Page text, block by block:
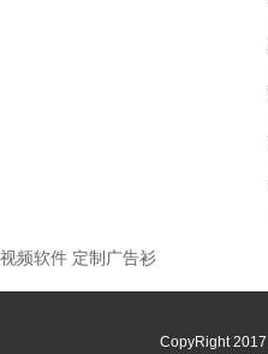
频软件 定制广告衫
CopyRight